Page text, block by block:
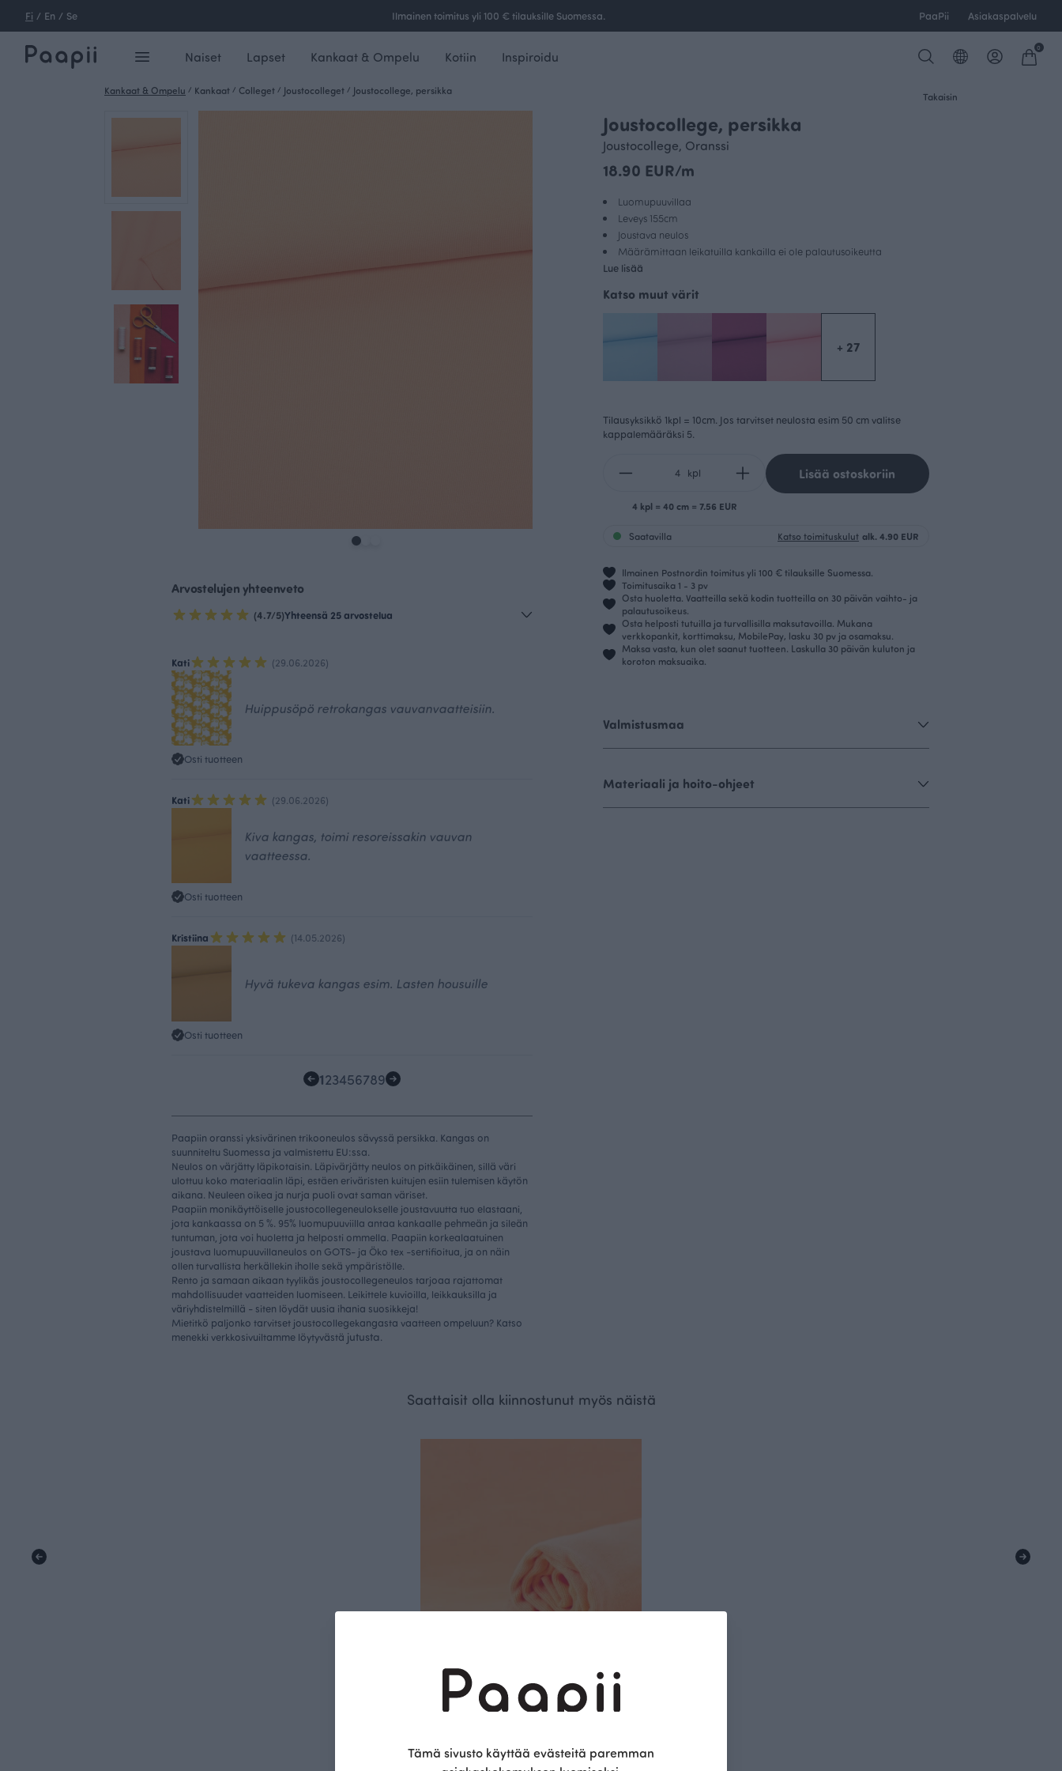
Fi / En / Se Ilmainen toimitus yli 100 € tilauksille Suomessa. PaaPii Asiakaspalvelu
Naiset Lapset Kankaat & Ompelu Kotiin Inspiroidu
0
Kankaat & Ompelu / Kankaat / Colleget / Joustocolleget / Joustocollege, persikka Takaisin
Arvostelujen yhteenveto
(4.7/5)Yhteensä 25 arvostelua
Kati (29.06.2026)
Huippusöpö retrokangas vauvanvaatteisiin.
Osti tuotteen
Kati (29.06.2026)
Kiva kangas, toimi resoreissakin vauvan
vaatteessa.
Osti tuotteen
Kristiina (14.05.2026)
Hyvä tukeva kangas esim. Lasten housuille
Osti tuotteen
123456789
Paapiin oranssi yksivärinen trikooneulos sävyssä persikka. Kangas on
suunniteltu Suomessa ja valmistettu EU:ssa.
Neulos on värjätty läpikotaisin. Läpivärjätty neulos on pitkäikäinen, sillä väri
ulottuu koko materiaalin läpi, estäen eriväristen kuitujen esiin tulemisen käytön
aikana. Neuleen oikea ja nurja puoli ovat saman väriset.
Paapiin monikäyttöiselle joustocollegeneulokselle joustavuutta tuo elastaani,
jota kankaassa on 5 %. 95% luomupuuviilla antaa kankaalle pehmeän ja sileän
tuntuman, jota voi huoletta ja helposti ommella. Paapiin korkealaatuinen
joustava luomupuuvillaneulos on GOTS- ja Öko tex -sertifioitua, ja on näin
ollen turvallista herkällekin iholle sekä ympäristölle.
Rento ja samaan aikaan tyylikäs joustocollegeneulos tarjoaa rajattomat
mahdollisuudet vaatteiden luomiseen. Leikittele kuvioilla, leikkauksilla ja
väriyhdistelmillä - siten löydät uusia ihania suosikkeja!
Mietitkö paljonko tarvitset joustocollegekangasta vaatteen ompeluun? Katso
menekki verkkosivuiltamme löytyvästä jutusta.
Joustocollege, persikka
Joustocollege, Oranssi
18.90 EUR/m
Luomupuuvillaa
Leveys 155cm
Joustava neulos
Määrämittaan leikatuilla kankailla ei ole palautusoikeutta
Lue lisää
Katso muut värit
+ 27
Tilausyksikkö 1kpl = 10cm. Jos tarvitset neulosta esim 50 cm valitse
kappalemääräksi 5.
kpl Lisää ostoskoriin
4 kpl = 40 cm = 7.56 EUR
Saatavilla Katso toimituskulut alk. 4.90 EUR
Ilmainen Postnordin toimitus yli 100 € tilauksille Suomessa.
Toimitusaika 1 - 3 pv
Osta huoletta. Vaatteilla sekä kodin tuotteilla on 30 päivän vaihto- ja
palautusoikeus.
Osta helposti tutuilla ja turvallisilla maksutavoilla. Mukana
verkkopankit, korttimaksu, MobilePay, lasku 30 pv ja osamaksu.
Maksa vasta, kun olet saanut tuotteen. Laskulla 30 päivän kuluton ja
koroton maksuaika.
Valmistusmaa
Materiaali ja hoito-ohjeet
Saattaisit olla kiinnostunut myös näistä
18.00 EUR/m
Tämä sivusto käyttää evästeitä paremman